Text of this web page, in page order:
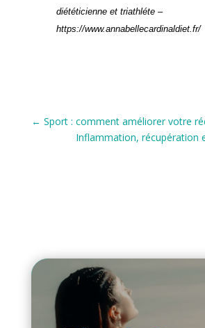
diététicienne et triathléte –
https://www.annabellecardinaldiet.fr/
← Sport : comment améliorer votre
Inflammation, récupération